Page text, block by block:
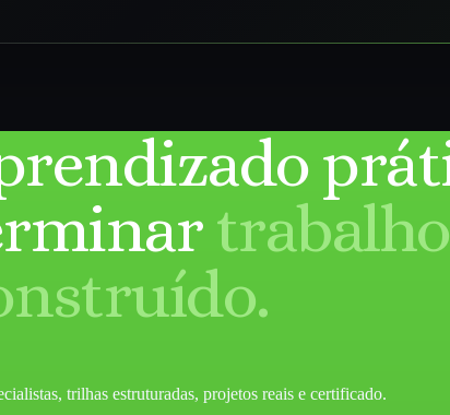
trilhas estruturadas, projetos reais e certificado.